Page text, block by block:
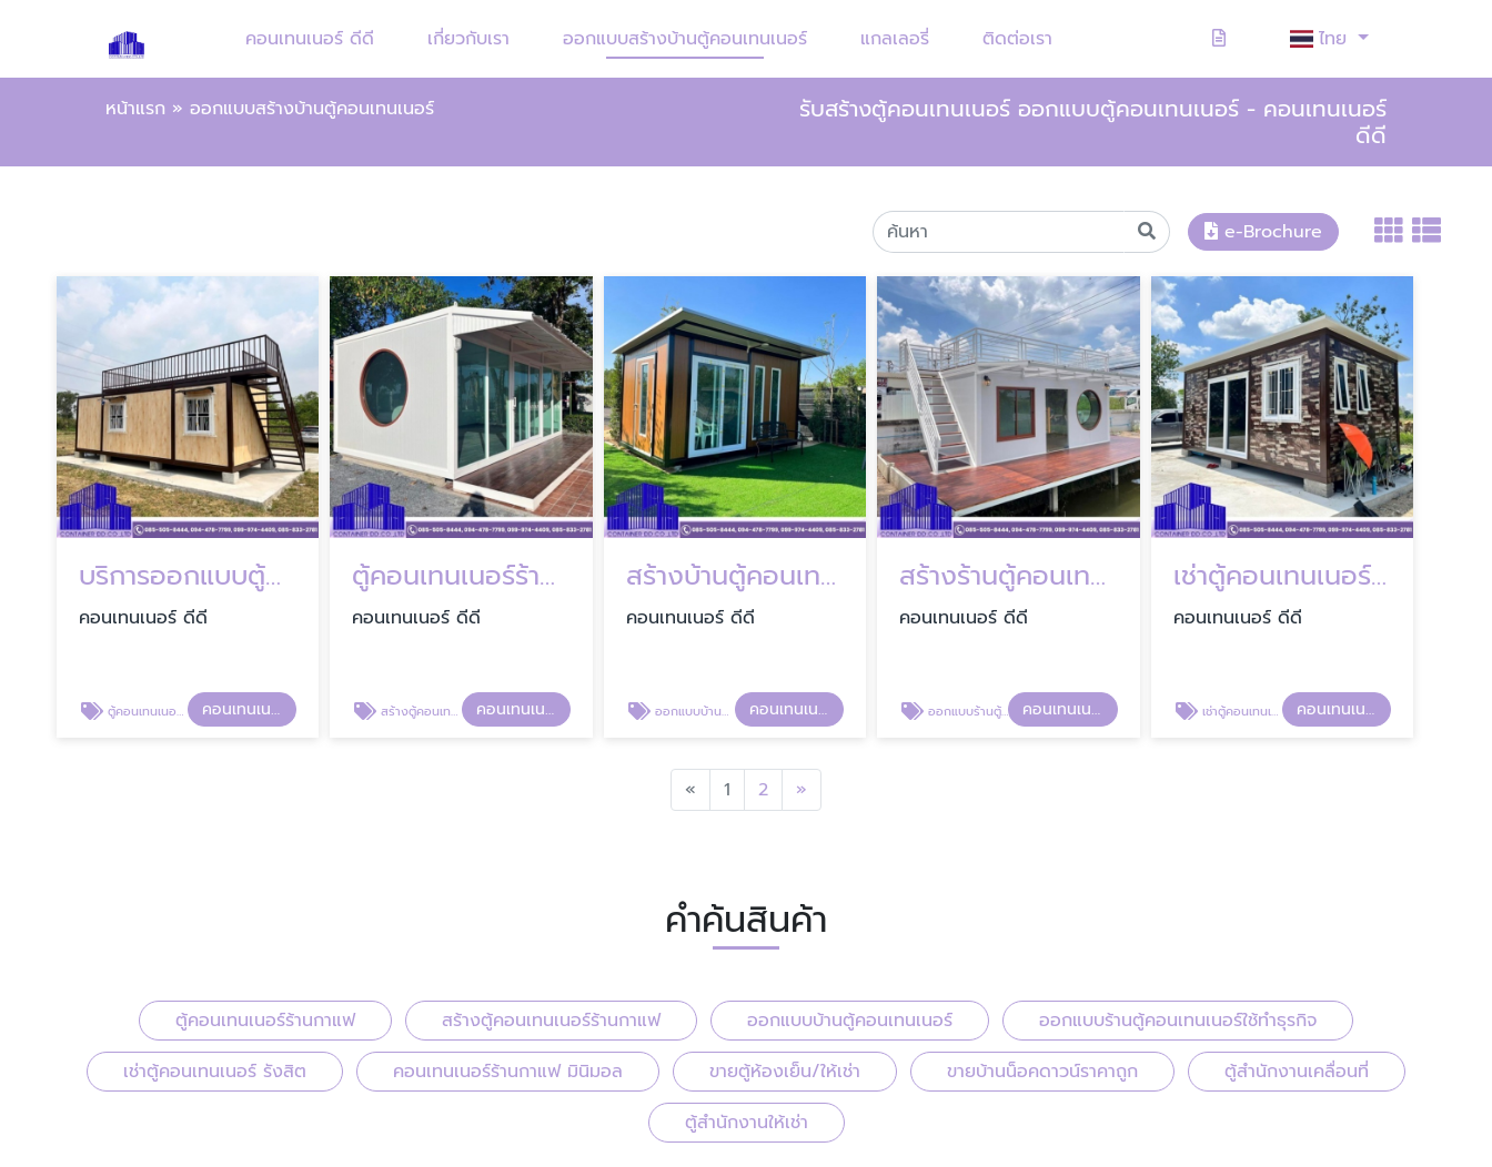
คอนเทนเนอร์ ดีดี เกี่ยวกับเรา ออกแบบสร้างบ้านตู้คอนเทนเนอร์ แกลเลอรี่ ติดต่อเรา ไทย
หน้าแรก » ออกแบบสร้างบ้านตู้คอนเทนเนอร์
รับสร้างตู้คอนเทนเนอร์ ออกแบบตู้คอนเทนเนอร์ - คอนเทนเนอร์
ดีดี
e-Brochure
บริการออกแบบตู้คอนเทนเนอร์
คอนเทนเนอร์ ดีดี
ตู้คอนเทนเนอร์ร้านกาแฟ คอนเทนเนอร์ ดีดี
ตู้คอนเทนเนอร์ร้านกาแฟ
คอนเทนเนอร์ ดีดี
สร้างตู้คอนเทนเนอร์ร้านกาแฟ คอนเทนเนอร์ ดีดี
สร้างบ้านตู้คอนเทนเนอร์
คอนเทนเนอร์ ดีดี
ออกแบบบ้านตู้คอนเทนเนอร์ คอนเทนเนอร์ ดีดี
สร้างร้านตู้คอนเทนเนอร์ใช้ทำธุรกิจ
คอนเทนเนอร์ ดีดี
ออกแบบร้านตู้คอนเทนเนอร์ใช้ทำธุรกิจ คอนเทนเนอร์ ดีดี
เช่าตู้คอนเทนเนอร์ รังสิต
คอนเทนเนอร์ ดีดี
เช่าตู้คอนเทนเนอร์ รังสิต คอนเทนเนอร์ ดีดี
« Previous
1 2 »
คำค้นสินค้า
ตู้คอนเทนเนอร์ร้านกาแฟ สร้างตู้คอนเทนเนอร์ร้านกาแฟ ออกแบบบ้านตู้คอนเทนเนอร์
ออกแบบร้านตู้คอนเทนเนอร์ใช้ทำธุรกิจ
เช่าตู้คอนเทนเนอร์ รังสิต
คอนเทนเนอร์ร้านกาแฟ มินิมอล ขายตู้ห้องเย็น/ให้เช่า ขายบ้านน็อคดาวน์ราคาถูก
ตู้สำนักงานเคลื่อนที่
ตู้สำนักงานให้เช่า